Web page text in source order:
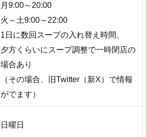
月9:00～20:00
火～土9:00～22:00
1日に数回スープの入れ替え時間、
夕方くらいにスープ調整で一時閉店の
場合あり
（その場合、旧Twitter（新X）で情報
がでます）
日曜日